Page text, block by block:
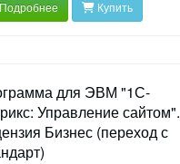
Подробнее Купить
для ЭВМ "1С-
Управление сайтом".
Бизнес (переход с